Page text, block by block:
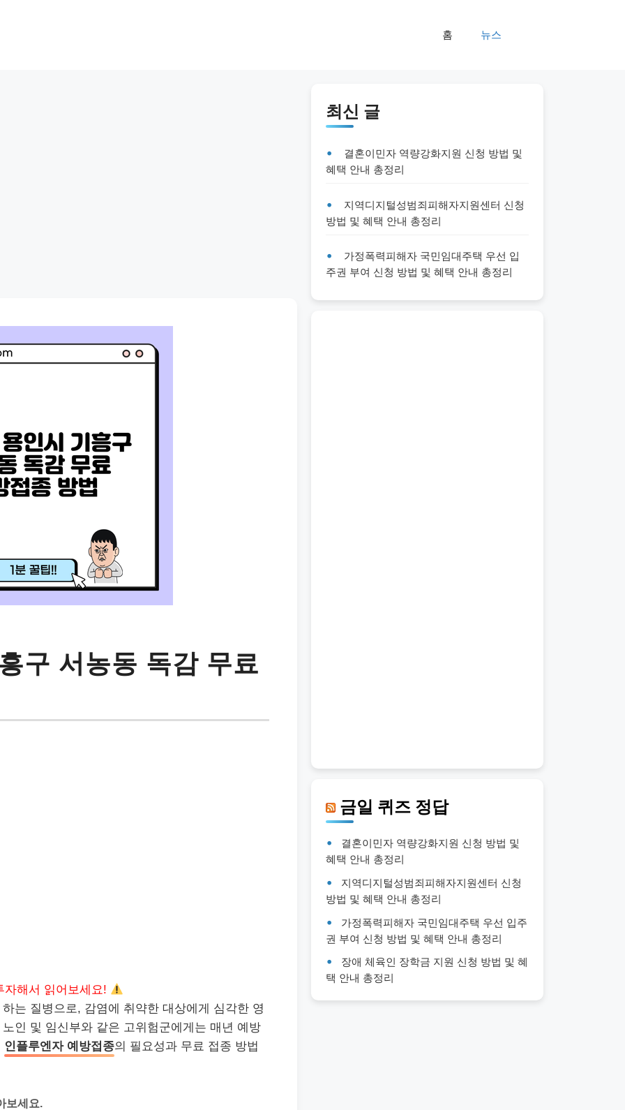
홈 뉴스
구 서농동 독감 무료
해서 읽어보세요!
는 질병으로, 감염에 취약한 대상에게 심각한 영
인 및 임신부와 같은 고위험군에게는 매년 예방
인플루엔자 예방접종의 필요성과 무료 접종 방법
보세요.
최신 글
결혼이민자 역량강화지원 신청 방법 및
혜택 안내 총정리
지역디지털성범죄피해자지원센터 신청
방법 및 혜택 안내 총정리
가정폭력피해자 국민임대주택 우선 입
주권 부여 신청 방법 및 혜택 안내 총정리
금일 퀴즈 정답
결혼이민자 역량강화지원 신청 방법 및
혜택 안내 총정리
지역디지털성범죄피해자지원센터 신청
방법 및 혜택 안내 총정리
가정폭력피해자 국민임대주택 우선 입주
권 부여 신청 방법 및 혜택 안내 총정리
장애 체육인 장학금 지원 신청 방법 및 혜
택 안내 총정리